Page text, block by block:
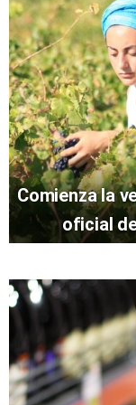
Comienza la
oficial